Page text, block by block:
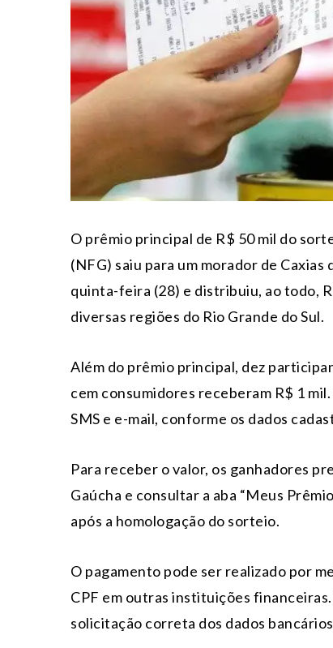
O prêmio principal de R$ 50 mil do
(NFG) saiu para um morador de
quinta-feira (28) e distribuiu, ao todo,
diversas regiões do Rio Grande do Sul.
Além do prêmio principal, dez
cem consumidores receberam R$ 1
SMS e e-mail, conforme os dados
Para receber o valor, os ganhadores
Gaúcha e consultar a aba “Meus
após a homologação do sorteio.
O pagamento pode ser realizado por
CPF em outras instituições
solicitação correta dos dados